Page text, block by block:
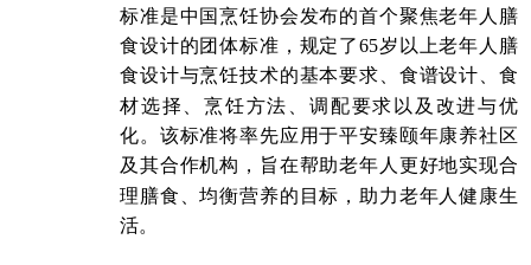
标准是中国烹饪协会发布的首个聚焦老年人膳
食设计的团体标准，规定了65岁以上老年人膳
食设计与烹饪技术的基本要求、食谱设计、食
材选择、烹饪方法、调配要求以及改进与优
化。该标准将率先应用于平安臻颐年康养社区
及其合作机构，旨在帮助老年人更好地实现合
理膳食、均衡营养的目标，助力老年人健康生
活。